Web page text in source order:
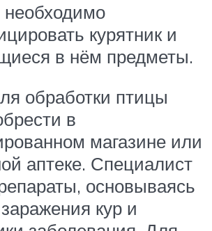
необходимо
курятник и
в нём предметы.
обработки птицы
в
магазине или
аптеке. Специалист
основываясь
кур и